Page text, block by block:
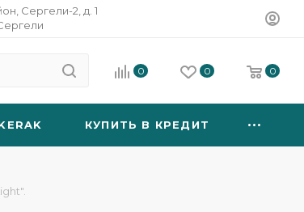
Сергели-2, д. 1
0 0 0
КУПИТЬ В КРЕДИТ